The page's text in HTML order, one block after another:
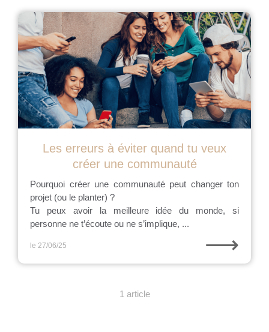
Les erreurs à éviter quand tu veux
créer une communauté
Pourquoi créer une communauté peut changer ton
projet (ou le planter) ?
Tu peux avoir la meilleure idée du monde, si
personne ne t’écoute ou ne s’implique, ...
le 27/06/25 ⟶
1 article